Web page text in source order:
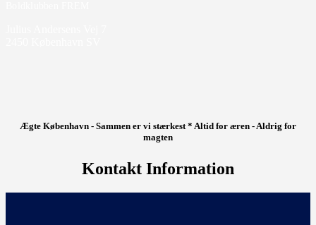
Ægte København - Sammen er vi stærkest * Altid for æren - Aldrig for
magten
Kontakt Information